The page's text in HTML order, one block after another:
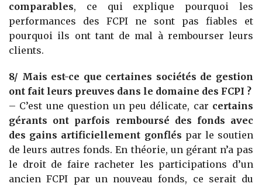
comparables, ce qui explique pourquoi les
performances des FCPI ne sont pas fiables et
pourquoi ils ont tant de mal à rembourser leurs
clients.
8/ Mais est-ce que certaines sociétés de gestion
ont fait leurs preuves dans le domaine des FCPI ?
– C’est une question un peu délicate, car certains
gérants ont parfois remboursé des fonds avec
des gains artificiellement gonflés par le soutien
de leurs autres fonds. En théorie, un gérant n’a pas
le droit de faire racheter les participations d’un
ancien FCPI par un nouveau fonds, ce serait du